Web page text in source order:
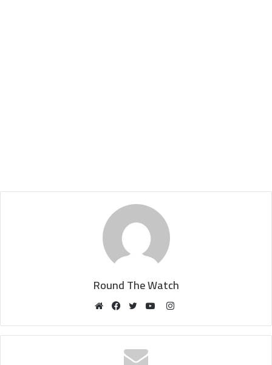
Round The Watch
Instagram